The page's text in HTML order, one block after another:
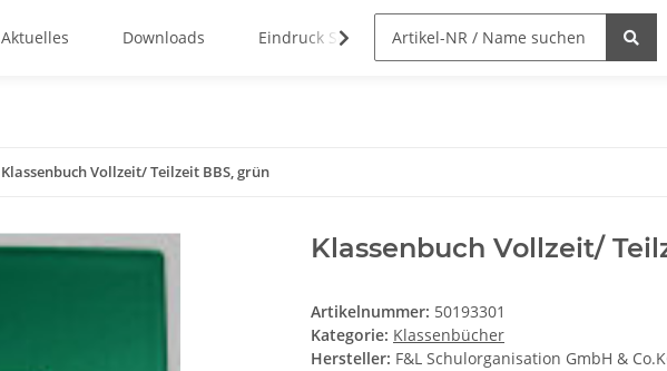
Aktuelles Downloads Eindruck Service
Klassenbuch Vollzeit/ Teilzeit BBS, grün
Klassenbuch Vollzeit/
Artikelnummer: 50193301
Kategorie: Klassenbücher
Hersteller: F&L Schulorganisation GmbH &